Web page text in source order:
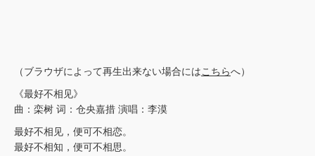
（ブラウザによって再生出来ない場合にはこちらへ）
《最好不相见》
曲：栾树 词：仓央嘉措 演唱：李漠
最好不相见，便可不相恋。
最好不相知，便可不相思。